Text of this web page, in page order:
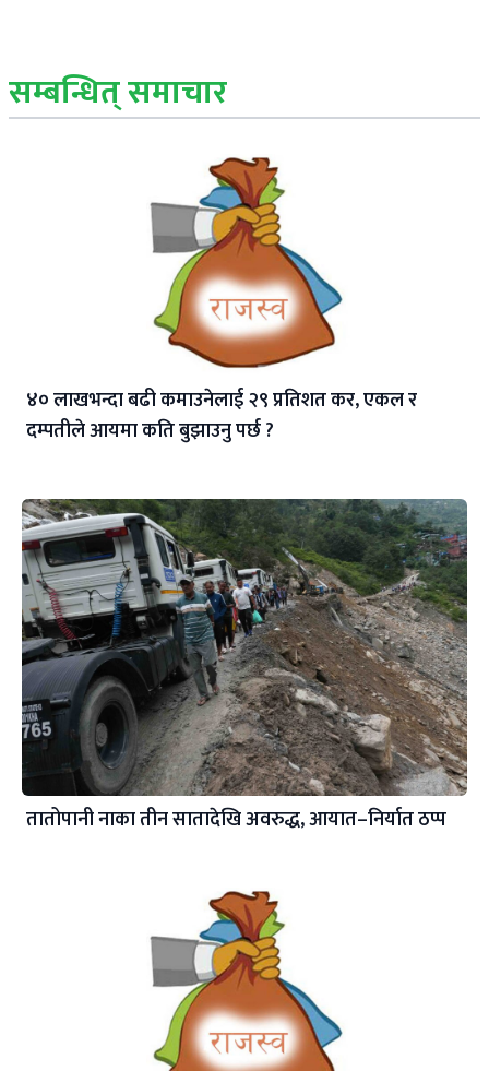
सम्बन्धित् समाचार
४० लाखभन्दा बढी कमाउनेलाई २९ प्रतिशत कर, एकल र
दम्पतीले आयमा कति बुझाउनु पर्छ ?
तातोपानी नाका तीन सातादेखि अवरुद्ध, आयात–निर्यात ठप्प